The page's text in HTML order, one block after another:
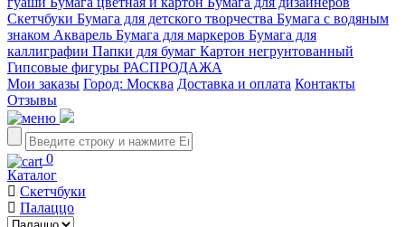
Скетчбуки Бумага для детского творчества Бумага с водяным
знаком Акварель Бумага для маркеров Бумага для
каллиграфии Папки для бумаг Картон негрунтованный
Гипсовые фигуры РАСПРОДАЖА
Мои заказы Город: Москва Доставка и оплата Контакты
Отзывы
0
Каталог
Скетчбуки
Палаццо